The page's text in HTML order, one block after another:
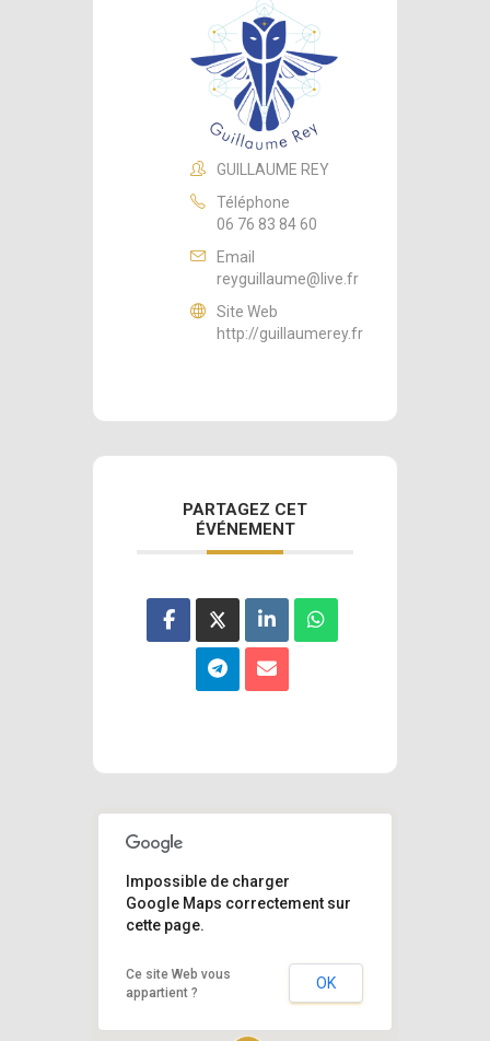
GUILLAUME REY
Téléphone
06 76 83 84 60
Email
reyguillaume@live.fr
Site Web
http://guillaumerey.fr
PARTAGEZ CET
ÉVÉNEMENT
Impossible de charger
Google Maps correctement sur
cette page.
Ce site Web vous
appartient ?
OK